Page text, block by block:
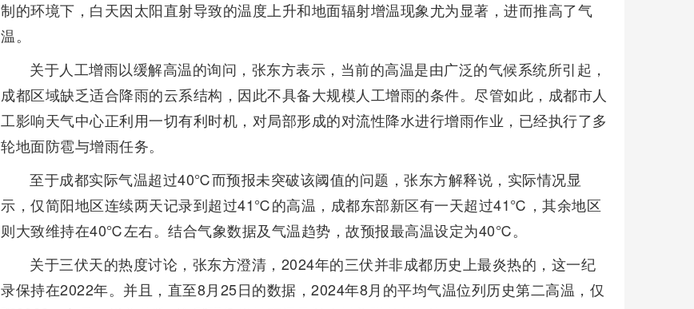
制的环境下，白天因太阳直射导致的温度上升和地面辐射增温现象尤为显著，进而推高了气
温。
关于人工增雨以缓解高温的询问，张东方表示，当前的高温是由广泛的气候系统所引起，
成都区域缺乏适合降雨的云系结构，因此不具备大规模人工增雨的条件。尽管如此，成都市人
工影响天气中心正利用一切有利时机，对局部形成的对流性降水进行增雨作业，已经执行了多
轮地面防雹与增雨任务。
至于成都实际气温超过40℃而预报未突破该阈值的问题，张东方解释说，实际情况显
示，仅简阳地区连续两天记录到超过41℃的高温，成都东部新区有一天超过41℃，其余地区
则大致维持在40℃左右。结合气象数据及气温趋势，故预报最高温设定为40℃。
关于三伏天的热度讨论，张东方澄清，2024年的三伏并非成都历史上最炎热的，这一纪
录保持在2022年。并且，直至8月25日的数据，2024年8月的平均气温位列历史第二高温，仅